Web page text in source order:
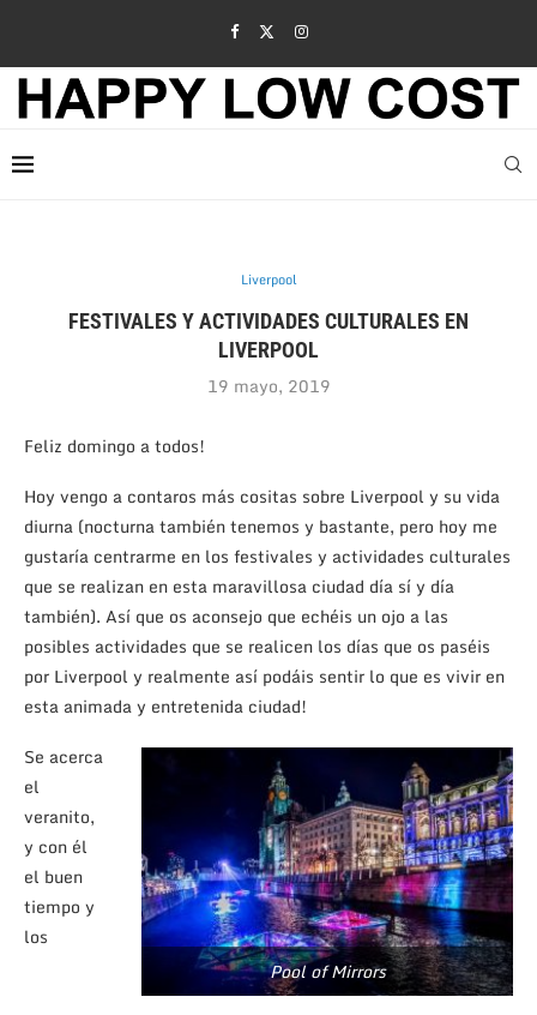
Liverpool
FESTIVALES Y ACTIVIDADES CULTURALES EN
LIVERPOOL
19 mayo, 2019
Feliz domingo a todos!
Hoy vengo a contaros más cositas sobre Liverpool y su vida
diurna (nocturna también tenemos y bastante, pero hoy me
gustaría centrarme en los festivales y actividades culturales
que se realizan en esta maravillosa ciudad día sí y día
también). Así que os aconsejo que echéis un ojo a las
posibles actividades que se realicen los días que os paséis
por Liverpool y realmente así podáis sentir lo que es vivir en
esta animada y entretenida ciudad!
Pool of Mirrors
Se acerca
el
veranito,
y con él
el buen
tiempo y
los